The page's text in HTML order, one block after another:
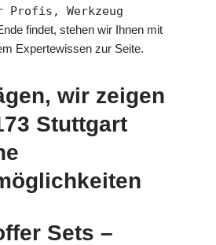
Profis, Werkzeug
findet, stehen wir Ihnen mit
Expertewissen zur Seite.
wir zeigen
Stuttgart
Sets –